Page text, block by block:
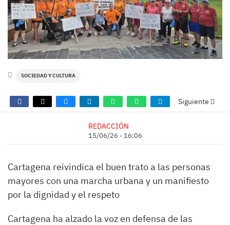
SOCIEDAD Y CULTURA
Siguiente
REDACCIÓN
15/06/26 - 16:06
Cartagena reivindica el buen trato a las personas
mayores con una marcha urbana y un manifiesto
por la dignidad y el respeto
Cartagena ha alzado la voz en defensa de las